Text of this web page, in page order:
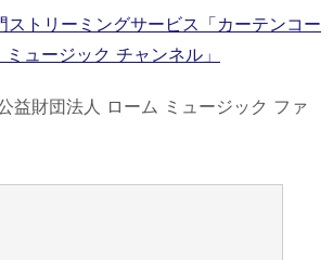
ストリーミングサービス「カーテンコー
ュージック チャンネル」
益財団法人 ローム ミュージック ファ